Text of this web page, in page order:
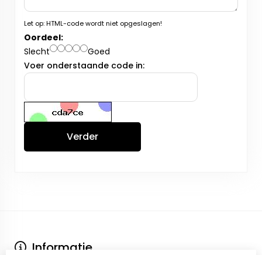
Let op:HTML-code wordt niet opgeslagen!
Oordeel:
Slecht
Goed
Voer onderstaande code in:
Verder
Informatie